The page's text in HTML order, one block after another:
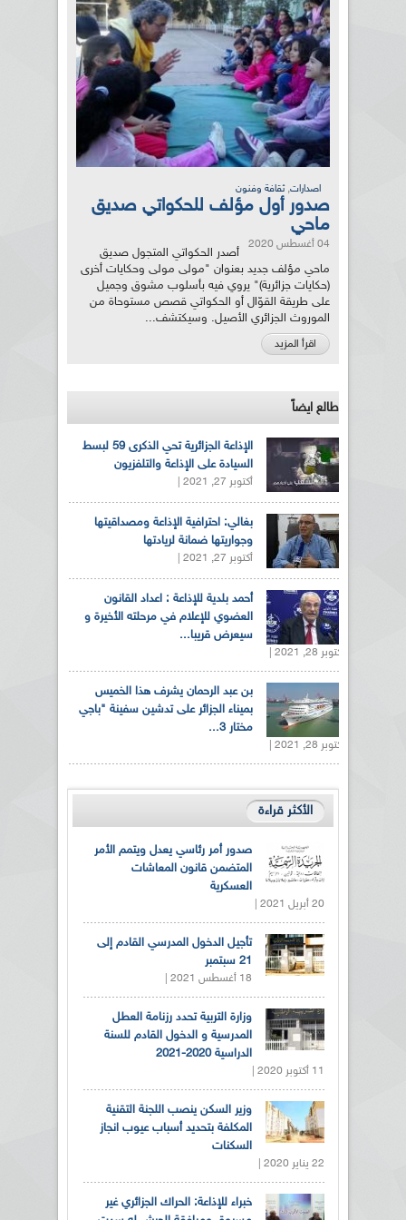
اصدارات,ثقافة وفنون
صدور أول مؤلف للحكواتي صديق
ماحي
04 أغسطس 2020
أصدر الحكواتي المتجول صديق
ماحي مؤلف جديد بعنوان "مولى مولى وحكايات أخرى
(حكايات جزائرية)" يروي فيه بأسلوب مشوق وجميل
على طريقة القوّال أو الحكواتي قصص مستوحاة من
الموروث الجزائري الأصيل. وسيكتشف...
اقرأ المزيد
طالع ايضاً
الإذاعة الجزائرية تحي الذكرى 59 لبسط
السيادة على الإذاعة والتلفزيون
أكتوبر 27, 2021 |
بغالي: احترافية الإذاعة ومصداقيتها
وجواريتها ضمانة لريادتها
أكتوبر 27, 2021 |
أحمد بلدية للإذاعة : اعداد القانون
العضوي للإعلام في مرحلته الأخيرة و
سيعرض قريبا...
أكتوبر 28, 2021 |
بن عبد الرحمان يشرف هذا الخميس
بميناء الجزائر على تدشين سفينة "باجي
مختار 3...
أكتوبر 28, 2021 |
الأكثر قراءة
صدور أمر رئاسي يعدل ويتمم الأمر
المتضمن قانون المعاشات
العسكرية
20 أبريل 2021 |
تأجيل الدخول المدرسي القادم إلى
21 سبتمبر
18 أغسطس 2021 |
وزارة التربية تحدد رزنامة العطل
المدرسية و الدخول القادم للسنة
الدراسية 2020-2021
11 أكتوبر 2020 |
وزير السكن ينصب اللجنة التقنية
المكلفة بتحديد أسباب عيوب انجاز
السكنات
22 يناير 2020 |
خبراء للإذاعة: الحراك الجزائري غير